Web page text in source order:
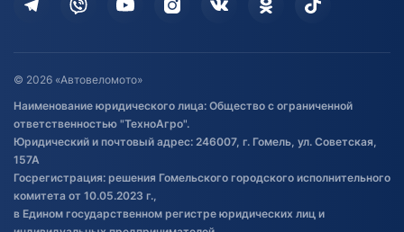
Дополнительные услуги
Оставить отзыв
Договор публичной оферты
Обработка файлов cookie
Постановка транспорта на учет
Обновления в ЭПТС 2024
© 2026 «Автовеломото»
Наименование юридического лица: Общество с ограниченной
ответственностью "ТехноАгро".
Юридический и почтовый адрес: 246007, г. Гомель, ул. Советская,
157А
Госрегистрация: решения Гомельского городского исполнительного
комитета от 10.05.2023 г.,
в Едином государственном регистре юридических лиц и